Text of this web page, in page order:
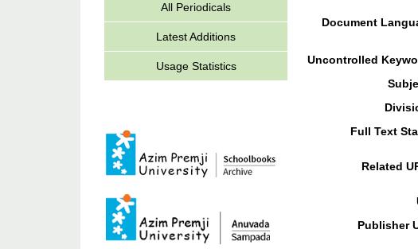
All Periodicals
Latest Additions
Usage Statistics
Document
Uncontrolled
Full Text
Related
Publisher